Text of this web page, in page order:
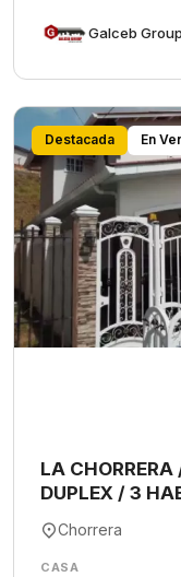
Destacada En
LA
DUPLEX / 3
Chorrera
CASA